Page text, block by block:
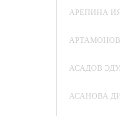
АРЕПИНА
АСАДОВ
АСАНОВА